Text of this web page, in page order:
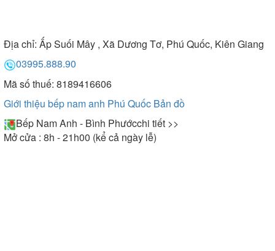
Địa chỉ: Ấp Suối Mây , Xã Dương Tơ, Phú Quốc, Kiên Giang
03995.888.90
Mã số thuế: 8189416606
Giới thiệu bếp nam anh Phú Quốc Bản đồ
Bếp Nam Anh - Bình Phướcchi tiết >>
Mở cửa : 8h - 21h00 (kể cả ngày lễ)